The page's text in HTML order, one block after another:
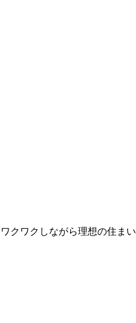
クワクしながら理想の住ま